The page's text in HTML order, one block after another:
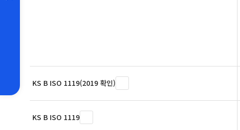
KS B ISO 1119(2019 확인)
KS B ISO 1119